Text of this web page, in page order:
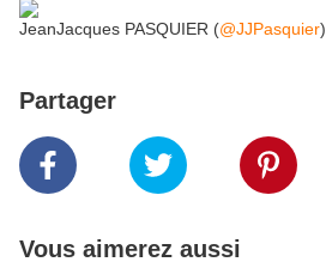
JeanJacques PASQUIER (@JJPasquier)
Partager
Vous aimerez aussi